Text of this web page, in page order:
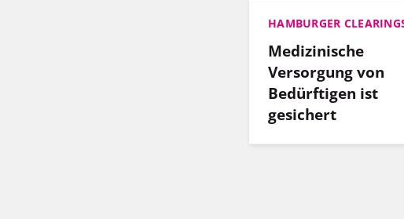
HAMBURGER
Medizinische
Versorgung von
Bedürftigen ist
gesichert